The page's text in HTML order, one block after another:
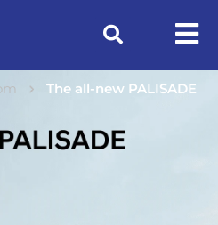
The all-new PALISADE